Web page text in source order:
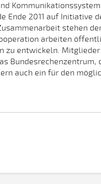
2011 auf Initiative
stehen
arbeiten
entwickeln. Mitglieder
Bundesrechenzentrum,
auch ein für den